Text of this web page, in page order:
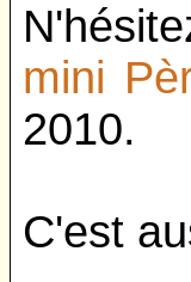
mini
2010.
C'est